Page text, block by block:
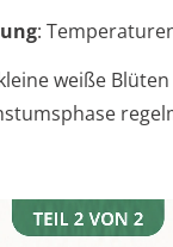
:
weiße